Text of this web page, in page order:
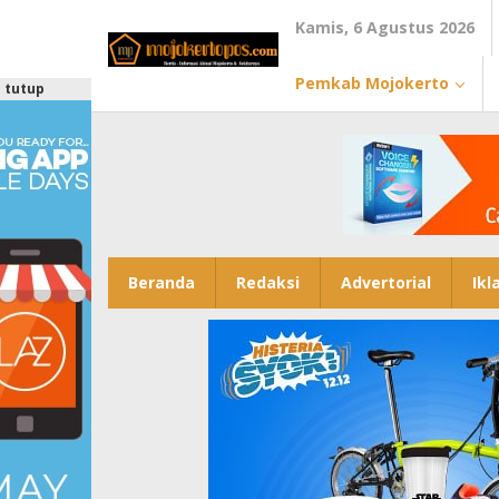
Kamis, 6 Agustus 2026
Pemkab Mojokerto
Beranda Redaksi Advertorial
tutup